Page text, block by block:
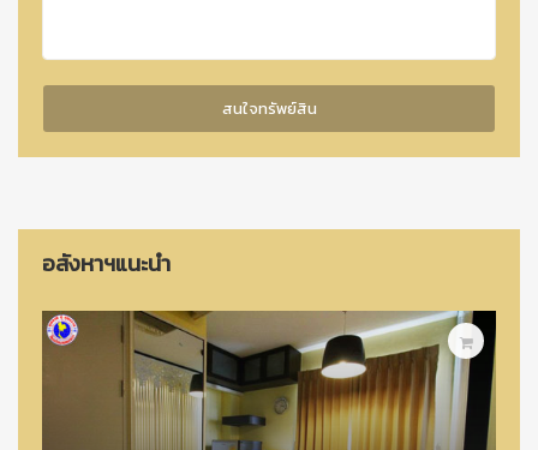
อสังหาฯแนะนำ